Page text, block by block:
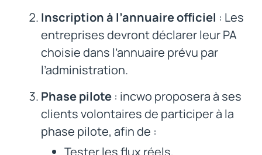
Inscription à l’annuaire officiel : Les
entreprises devront déclarer leur PA
choisie dans l’annuaire prévu par
l’administration.
Phase pilote : incwo proposera à ses
clients volontaires de participer à la
phase pilote, afin de :